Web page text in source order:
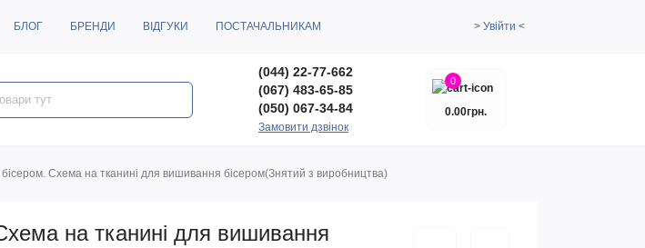
БЛОГ БРЕНДИ ВІДГУКИ ПОСТАЧАЛЬНИКАМ > Увійти <
(044) 22-77-662
(067) 483-65-85
(050) 067-34-84
Замовити дзвінок
0
0.00грн.
Схема на тканині для вишивання бісером(Знятий з виробництва)
на тканині для вишивання